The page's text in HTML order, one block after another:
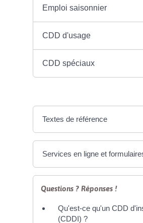
Emploi saisonnier
CDD d'usage
CDD spéciaux
Textes de référence
Services en ligne et
Questions ? Réponses !
Qu'est-ce qu'un CDD
(CDDI) ?